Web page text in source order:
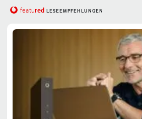
featured LESEEMPFEHLUNGEN